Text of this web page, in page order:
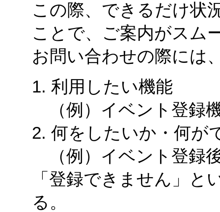
この際、できるだけ状
ことで、ご案内がスム
お問い合わせの際には
1. 利用したい機能
（例）イベント登録
2. 何をしたいか・何が
（例）イベント登録
「登録できません」と
る。